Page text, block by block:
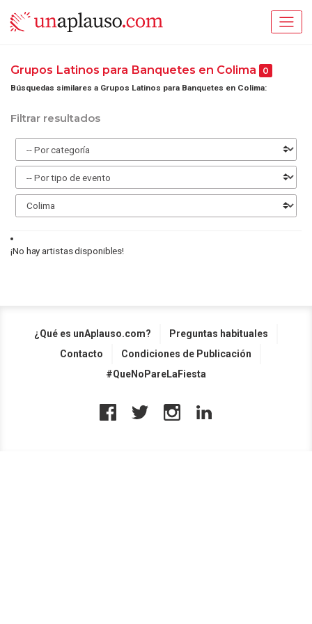
Grupos Latinos para Banquetes en Colima 0
Búsquedas similares a Grupos Latinos para Banquetes en Colima:
Filtrar resultados
¡No hay artistas disponibles!
¿Qué es unAplauso.com?
Preguntas habituales
Contacto
Condiciones de Publicación
#QueNoPareLaFiesta